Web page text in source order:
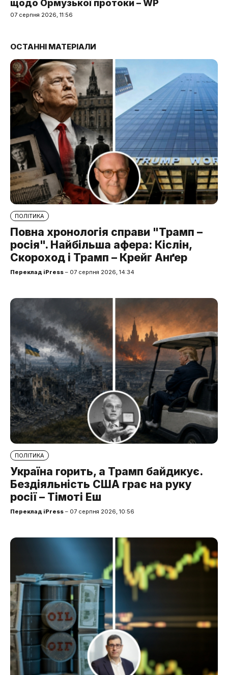
щодо Ормузької протоки – WP
07 серпня 2026, 11:56
ОСТАННІ МАТЕРІАЛИ
ПОЛІТИКА
Повна хронологія справи "Трамп –
росія". Найбільша афера: Кіслін,
Скороход і Трамп – Крейг Анґер
Переклад iPress – 07 серпня 2026, 14:34
ПОЛІТИКА
Україна горить, а Трамп байдикує.
Бездіяльність США грає на руку
росії – Тімоті Еш
Переклад iPress – 07 серпня 2026, 10:56